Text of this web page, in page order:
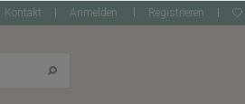
Kontakt Anmelden Registrieren